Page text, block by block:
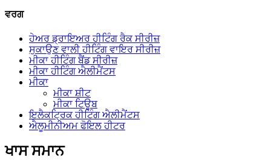
ਵਰਗ
ਹੇਅਰ ਡ੍ਰਾਇਅਰ ਹੀਟਿੰਗ ਰੈਕ ਸੀਰੀਜ਼
ਸੁਕਾਉਣ ਵਾਲੀ ਹੀਟਿੰਗ ਵਾਇਰ ਸੀਰੀਜ਼
ਮੀਕਾ ਹੀਟਿੰਗ ਬੈਂਡ ਸੀਰੀਜ਼
ਮੀਕਾ ਹੀਟਿੰਗ ਐਲੀਮੈਂਟਸ
ਮੀਕਾ
ਮੀਕਾ ਸ਼ੀਟ
ਮੀਕਾ ਟਿਊਬ
ਇਲੈਕਟ੍ਰਿਕ ਹੀਟਿੰਗ ਐਲੀਮੈਂਟਸ
ਐਲੂਮੀਨੀਅਮ ਫੋਇਲ ਹੀਟਰ
ਖਾਸ ਸਮਾਨ